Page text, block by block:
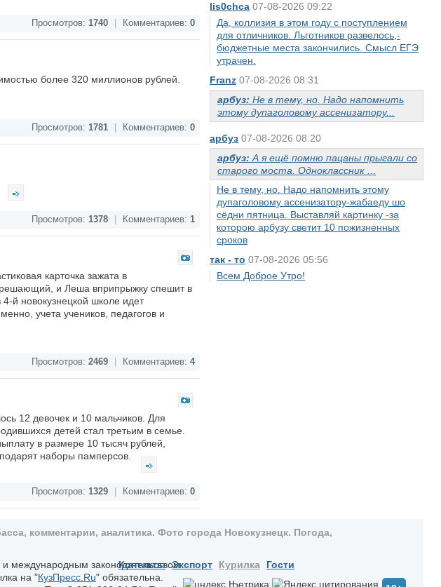
lis0chca 07-08-2026 09:22
Да, коллизия в этом году с поступлением
для отличников. Льготников развелось,-
бюджетные места закончились. Смысл ЕГЭ
утрачен.
Franz 07-08-2026 08:31
арбуз: Не в тему, но. Надо напомнить
этому дупаголовому ассенизатору...
арбуз 07-08-2026 08:20
арбуз: А я ещё помню пацаны прыгали со
старого моста. Одноклассник ...
Не в тему, но. Надо напомнить этому
дупаголовому ассенизатору-жабаеду шо
сёдни пятница. Выставляй картинку -за
которою арбузу светит 10 пожизненных
сроков
так - то 07-08-2026 05:56
Всем Доброе Утро!
Просмотров: 1740 Комментариев: 0
более 320 миллионов рублей.
Просмотров: 1781 Комментариев: 0
Просмотров: 1378 Комментариев: 1
карточка зажата в
и Леша вприпрыжку спешит в
й новокузнецкой школе идет
учета учеников, педагогов и
Просмотров: 2469 Комментариев: 4
12 девочек и 10 мальчиков. Для
детей стал третьим в семье.
в размере 10 тысяч рублей,
наборы памперсов.
Просмотров: 1329 Комментариев: 0
комментарии, аналитика. Фото города Новокузнецк. Погода,
международным законодательством
на "КузПресс.Ru" обязательна.
Контакты Экспорт Курилка Гости